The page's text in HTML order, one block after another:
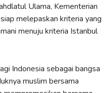
Ulama, Kementerian
melepaskan kriteria yang
menuju kriteria Istanbul
Indonesia sebagai bangsa
muslim bersama